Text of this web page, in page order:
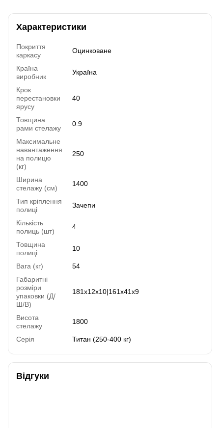
Характеристики
Покриття
каркасу
Оцинковане
Країна
виробник
Україна
Крок
перестановки
ярусу
40
Товщина
рами стелажу
0.9
Максимальне
навантаження
на полицю
(кг)
250
Ширина
стелажу (см)
1400
Тип кріплення
полиці
Зачепи
Кількість
полиць (шт)
4
Товщина
полиці
10
Вага (кг)
54
Габаритні
розміри
упаковки (Д/
Ш/В)
181x12x10|161x41x9
Висота
стелажу
1800
Серія Титан (250-400 кг)
Відгуки